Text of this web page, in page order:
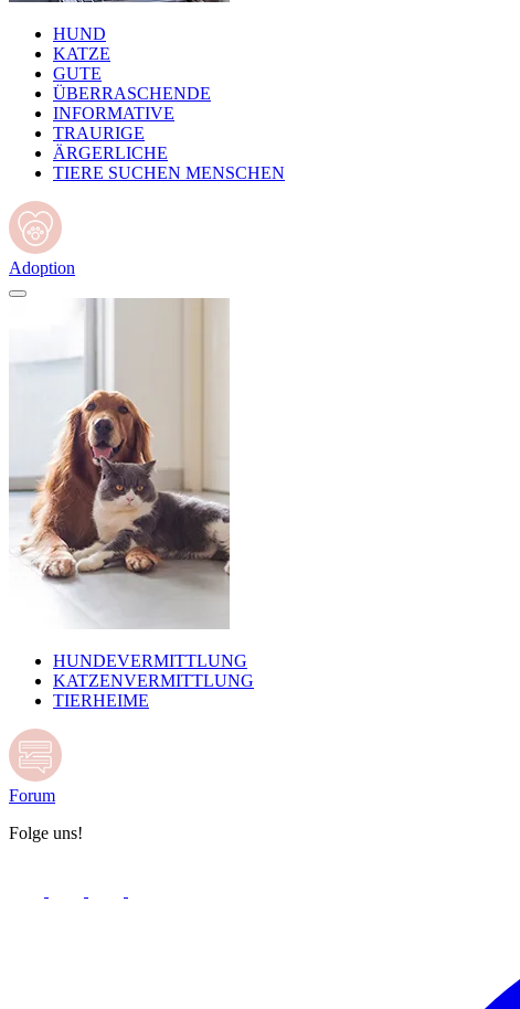
HUND
KATZE
GUTE
ÜBERRASCHENDE
INFORMATIVE
TRAURIGE
ÄRGERLICHE
TIERE SUCHEN MENSCHEN
Adoption
HUNDEVERMITTLUNG
KATZENVERMITTLUNG
TIERHEIME
Forum
Folge uns!